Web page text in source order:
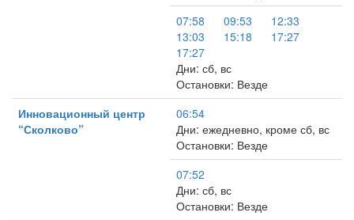
07:58
09:53
12:33
13:03
15:18
17:27
17:27
Дни: сб, вс
Остановки: Везде
Инновационный центр
“Сколково”
06:54
Дни: ежедневно, кроме сб, вс
Остановки: Везде
07:52
Дни: сб, вс
Остановки: Везде